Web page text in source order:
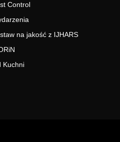
Control
na jakość z IJHARS
Kuchni